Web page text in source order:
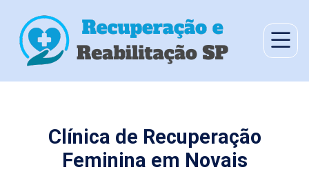
Clínica de Recuperação
Feminina em Novais